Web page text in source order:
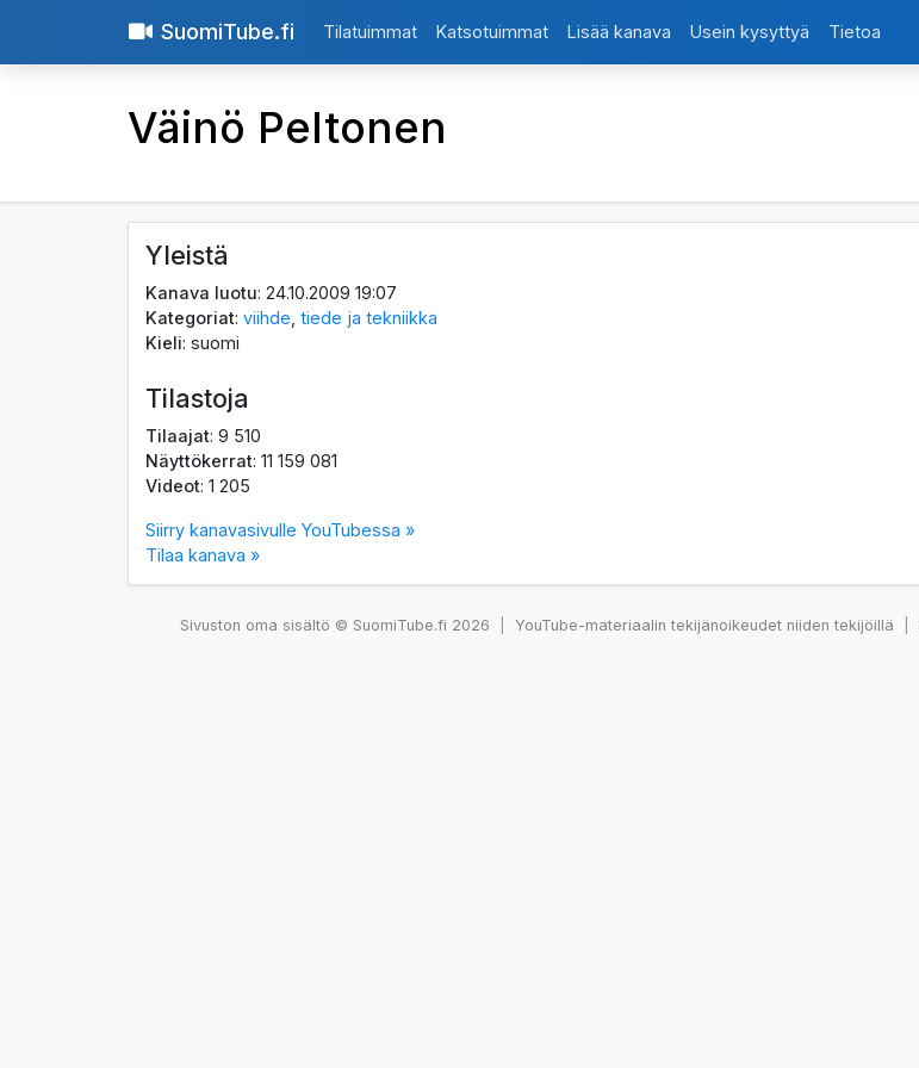
SuomiTube.fi Tilatuimmat Katsotuimmat Lisää kanava Usein kysyttyä Tietoa
Väinö Peltonen
Yleistä
Kanava luotu: 24.10.2009 19:07
Kategoriat:viihde ,tiede ja tekniikka
Kieli: suomi
Tilastoja
Tilaajat: 9 510
Näyttökerrat: 11 159 081
Videot: 1 205
Siirry kanavasivulle YouTubessa »
Tilaa kanava »
Sivuston oma sisältö © SuomiTube.fi 2026 YouTube-materiaalin tekijänoikeudet niiden tekijöillä